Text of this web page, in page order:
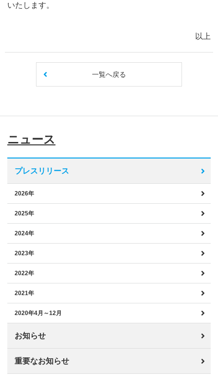
いたします。
以上
一覧へ戻る
ニュース
プレスリリース
2026年
2025年
2024年
2023年
2022年
2021年
2020年4月～12月
お知らせ
重要なお知らせ